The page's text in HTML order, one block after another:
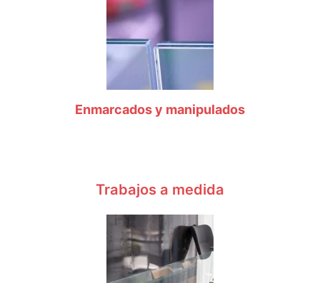
Enmarcados y manipulados
Trabajos a medida